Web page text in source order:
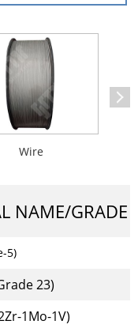
Wire
NAME/GRADE
5)
23)
1Mo-1V)